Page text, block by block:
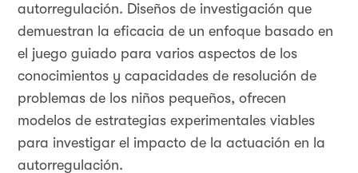
autorregulación. Diseños de investigación que
demuestran la eficacia de un enfoque basado en
el juego guiado para varios aspectos de los
conocimientos y capacidades de resolución de
problemas de los niños pequeños, ofrecen
modelos de estrategias experimentales viables
para investigar el impacto de la actuación en la
autorregulación.